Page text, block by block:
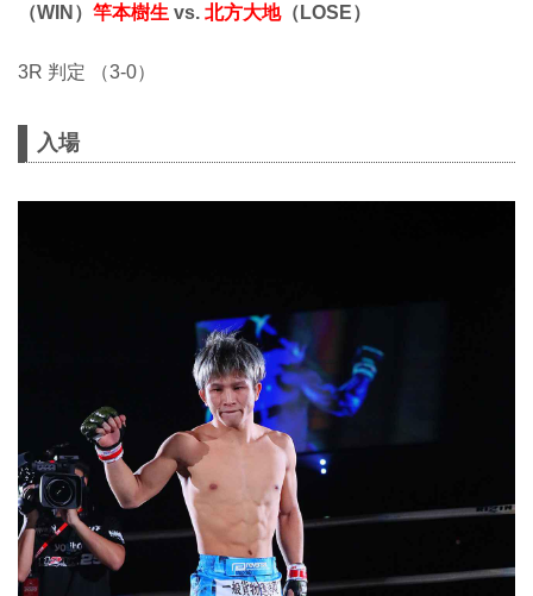
（WIN） 竿本樹生 vs. 北方大地（LOSE）
3R 判定 （3-0）
入場